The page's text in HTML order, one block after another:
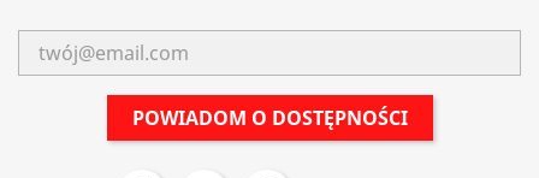
POWIADOM O DOSTĘPNOŚCI